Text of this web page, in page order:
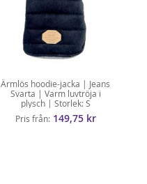
Ärmlös hoodie-jacka | Jeans
Svarta | Varm luvtröja i
plysch | Storlek: S
Pris från 149,75 kr